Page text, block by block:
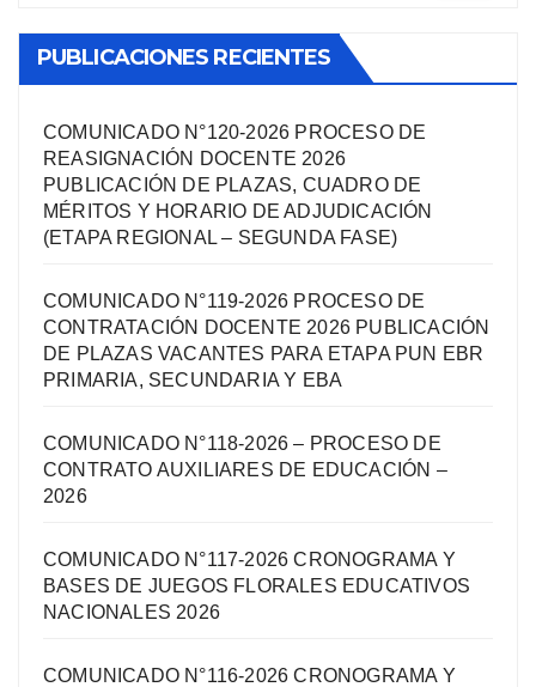
PUBLICACIONES RECIENTES
COMUNICADO N°120-2026 PROCESO DE
REASIGNACIÓN DOCENTE 2026
PUBLICACIÓN DE PLAZAS, CUADRO DE
MÉRITOS Y HORARIO DE ADJUDICACIÓN
(ETAPA REGIONAL – SEGUNDA FASE)
COMUNICADO N°119-2026 PROCESO DE
CONTRATACIÓN DOCENTE 2026 PUBLICACIÓN
DE PLAZAS VACANTES PARA ETAPA PUN EBR
PRIMARIA, SECUNDARIA Y EBA
COMUNICADO N°118-2026 – PROCESO DE
CONTRATO AUXILIARES DE EDUCACIÓN –
2026
COMUNICADO N°117-2026 CRONOGRAMA Y
BASES DE JUEGOS FLORALES EDUCATIVOS
NACIONALES 2026
COMUNICADO N°116-2026 CRONOGRAMA Y